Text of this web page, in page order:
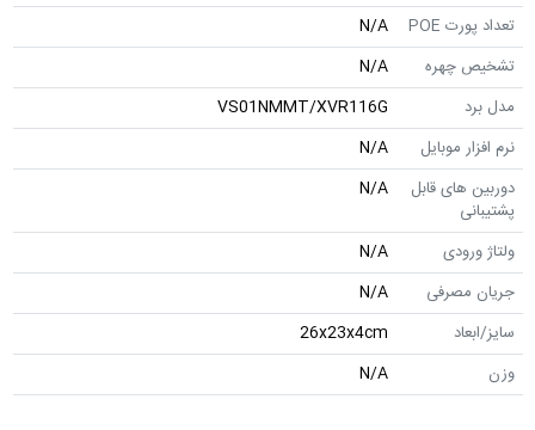
تعداد پورت POE
N/A
تشخیص چهره
N/A
مدل برد
VS01NMMT/XVR116G
نرم افزار موبایل
N/A
دوربین های قابل
پشتیبانی
N/A
ولتاژ ورودی
N/A
جریان مصرفی
N/A
سایز/ابعاد
26x23x4cm
وزن
N/A